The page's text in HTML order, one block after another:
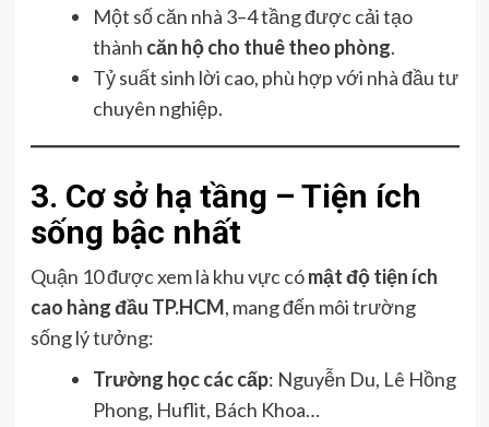
Một số căn nhà 3–4 tầng được cải tạo
thành căn hộ cho thuê theo phòng.
Tỷ suất sinh lời cao, phù hợp với nhà đầu tư
chuyên nghiệp.
3. Cơ sở hạ tầng – Tiện ích
sống bậc nhất
Quận 10 được xem là khu vực cómật độ tiện ích
cao hàng đầu TP.HCM, mang đến môi trường
sống lý tưởng:
Trường học các cấp: Nguyễn Du, Lê Hồng
Phong, Huflit, Bách Khoa…